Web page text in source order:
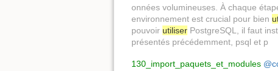
onnées volumineuses. À chaque
environnement est crucial pour bien
pouvoir utiliser PostgreSQL, il faut
présentés précédemment, psql et p
130_import_paquets_et_modules